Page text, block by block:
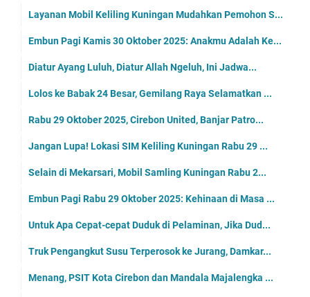
Layanan Mobil Keliling Kuningan Mudahkan Pemohon S...
Embun Pagi Kamis 30 Oktober 2025: Anakmu Adalah Ke...
Diatur Ayang Luluh, Diatur Allah Ngeluh, Ini Jadwa...
Lolos ke Babak 24 Besar, Gemilang Raya Selamatkan ...
Rabu 29 Oktober 2025, Cirebon United, Banjar Patro...
Jangan Lupa! Lokasi SIM Keliling Kuningan Rabu 29 ...
Selain di Mekarsari, Mobil Samling Kuningan Rabu 2...
Embun Pagi Rabu 29 Oktober 2025: Kehinaan di Masa ...
Untuk Apa Cepat-cepat Duduk di Pelaminan, Jika Dud...
Truk Pengangkut Susu Terperosok ke Jurang, Damkar...
Menang, PSIT Kota Cirebon dan Mandala Majalengka ...